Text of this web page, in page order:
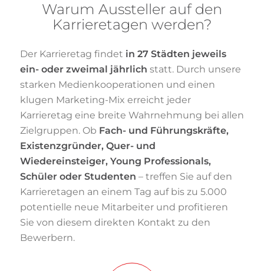
Warum Aussteller auf den
Karrieretagen werden?
Der Karrieretag findet in 27 Städten jeweils
ein- oder zweimal jährlich statt. Durch unsere
starken Medienkooperationen und einen
klugen Marketing-Mix erreicht jeder
Karrieretag eine breite Wahrnehmung bei allen
Zielgruppen. Ob Fach- und Führungskräfte,
Existenzgründer, Quer- und
Wiedereinsteiger, Young Professionals,
Schüler oder Studenten – treffen Sie auf den
Karrieretagen an einem Tag auf bis zu 5.000
potentielle neue Mitarbeiter und profitieren
Sie von diesem direkten Kontakt zu den
Bewerbern.